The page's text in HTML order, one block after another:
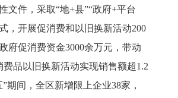
文件， 采取“地+县”“政府+平台
，开展促消费和以旧换新活动200
府促消费资金3000余万元，带动
费品以旧换新活动实现销售额超1.2
期间，全区新增限上企业38家，